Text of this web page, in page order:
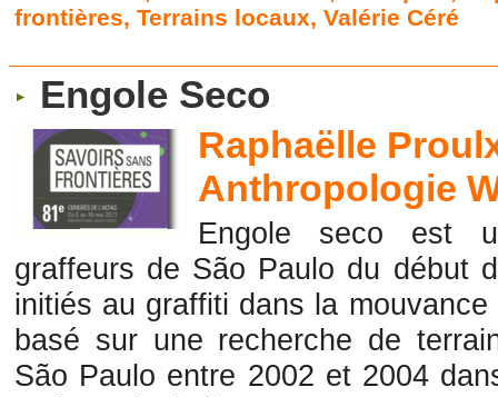
frontières,Terrains locaux,Valérie Céré
Engole Seco
Raphaëlle
Anthropologie
Engole seco est
graffeurs de São Paulo du début
initiés au graffiti dans la
basé sur une recherche de
São Paulo entre 2002 et 2004